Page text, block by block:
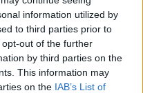
information utilized by
to third parties prior to
out of the further
by third parties on the
This information may
on the IAB’s List of
uczniów?
pana Kleksa